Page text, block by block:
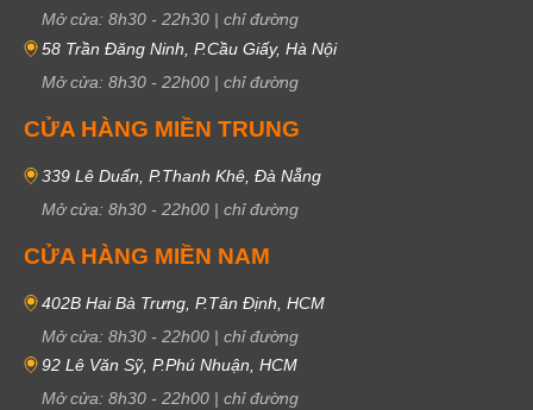
Mở cửa: 8h30 - 22h30 | chỉ đường
58 Trần Đăng Ninh, P.Cầu Giấy, Hà Nội
Mở cửa: 8h30 - 22h00 | chỉ đường
CỬA HÀNG MIỀN TRUNG
339 Lê Duẩn, P.Thanh Khê, Đà Nẵng
Mở cửa: 8h30 - 22h00 | chỉ đường
CỬA HÀNG MIỀN NAM
402B Hai Bà Trưng, P.Tân Định, HCM
Mở cửa: 8h30 - 22h00 | chỉ đường
92 Lê Văn Sỹ, P.Phú Nhuận, HCM
Mở cửa: 8h30 - 22h00 | chỉ đường